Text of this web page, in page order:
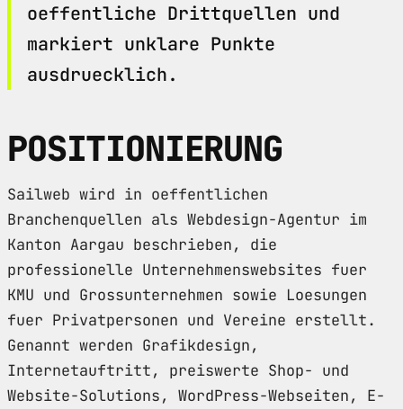
oeffentliche Drittquellen und
markiert unklare Punkte
ausdruecklich.
POSITIONIERUNG
Sailweb wird in oeffentlichen
Branchenquellen als Webdesign-Agentur im
Kanton Aargau beschrieben, die
professionelle Unternehmenswebsites fuer
KMU und Grossunternehmen sowie Loesungen
fuer Privatpersonen und Vereine erstellt.
Genannt werden Grafikdesign,
Internetauftritt, preiswerte Shop- und
Website-Solutions, WordPress-Webseiten, E-